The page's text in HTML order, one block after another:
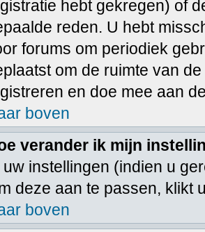
hebt gekregen) of
reden. U hebt
forums om periodiek
om de ruimte van
en doe mee aan
boven
verander ik mijn
uw instellingen (indien u
deze aan te passen, klikt
boven